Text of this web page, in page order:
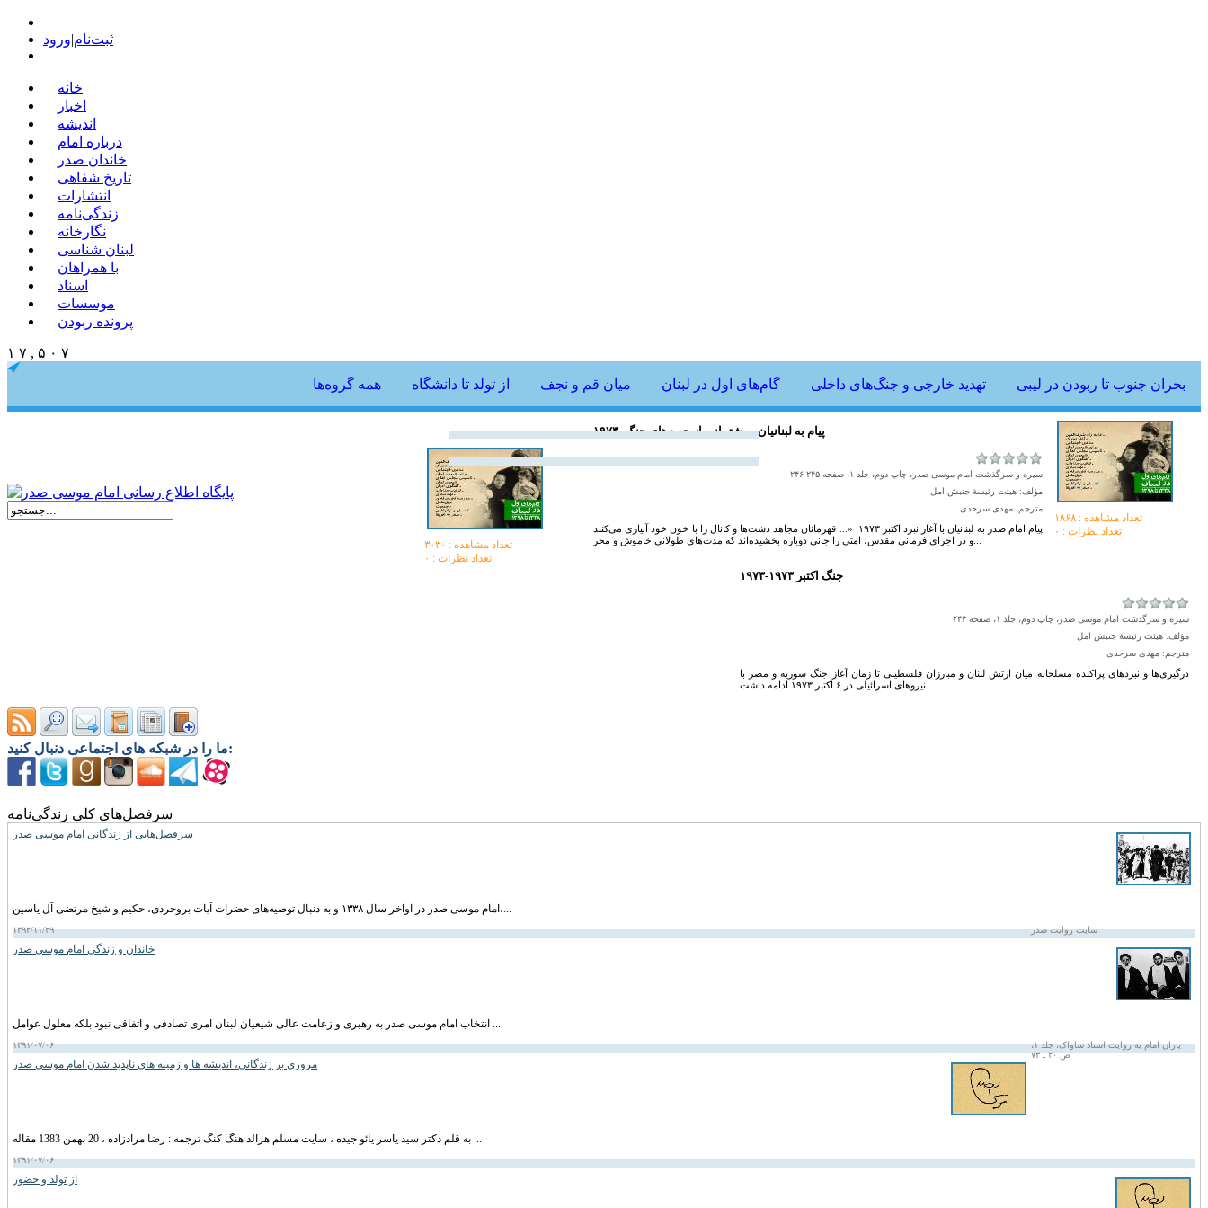
ثبت‌نام|ورود
خانه
اخبار
اندیشه
درباره امام
خاندان صدر
تاریخ شفاهی
انتشارات
زندگی‌نامه
نگارخانه
لبنان شناسی
با همراهان
اسناد
موسسات
پرونده ربودن
۱ ۷ , ۵ ۰ ۷
همه گروه‌ها از تولد تا دانشگاه میان قم و نجف گام‌های اول در لبنان تهدید خارجی و جنگ‌های داخلی بحران جنوب تا ربودن در لیبی
تعداد مشاهده :‌ ۱۸۶۸
تعداد نظرات : ۰
۱۹۷۳- پیام به لبنانیان و پشتیبانی از جبهه‌های جنگ
سیره و سرگذشت امام موسی صدر، چاپ دوم، جلد ۱، صفحه ۲۴۵-۲۴۶
مؤلف: هیئت رئیسۀ جنبش امل
مترجم: مهدی سرحدی
پیام امام صدر به لبنانیان با آغاز نبرد اکتبر ۱۹۷۳: «... قهرمانان مجاهد دشت‌ها و کانال‌ را با خون خود آبیارى مى‌کنند
تعداد مشاهده :‌ ۳۰۳۰
تعداد نظرات : ۰
۱۹۷۳-جنگ اکتبر ۱۹۷۳
سیره و سرگذشت امام موسی صدر، چاپ دوم، جلد ۱، صفحه ۲۴۴
مؤلف: هیئت رئیسۀ جنبش امل
مترجم: مهدی سرحدی
درگيرى‌ها و نبردهاى پراکنده‌ مسلحانه ميان ارتش لبنان و مبارزان‌ فلسطينى تا زمان آغاز جنگ سوريه و مصر با
ما را در شبکه های اجتماعی دنبال کنید:
سرفصل‌های کلی زندگی‌نامه
سرفصل‌هایی از زندگانی امام موسی صدر
امام موسی صدر در اواخر سال ۱۳۳۸ و به دنبال توصیه‌های حضرات آیات بروجردی، حکیم و شیخ مرتضی آل یاسین،...
سایت روایت صدر ۱۳۹۲/۱۱/۲۹
خاندان و زندگی امام موسى صدر
انتخاب امام موسی صدر به رهبری و زعامت عالی شیعیان لبنان امری تصادفی و اتفاقی نبود بلکه معلول عوامل ...
یاران امام به روایت اسناد ساواک، جلد ۱،
ص ۲۰ ـ ۷۳
۱۳۹۱/۰۷/۰۶
مروری بر زندگاني، انديشه ها و زمينه های ناپديد شدن امام موسی صدر
به قلم دکتر سید یاسر یائو جیده ، سایت مسلم هرالد هنگ كنگ ترجمه : رضا مرادزاده ، 20 بهمن 1383 مقاله ...
۱۳۹۱/۰۷/۰۶
از تولد و حضور